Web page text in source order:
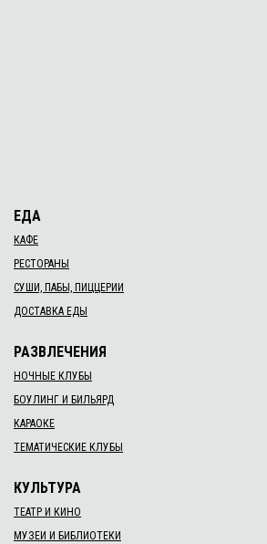
ЕДА
КАФЕ
РЕСТОРАНЫ
СУШИ, ПАБЫ, ПИЦЦЕРИИ
ДОСТАВКА ЕДЫ
РАЗВЛЕЧЕНИЯ
НОЧНЫЕ КЛУБЫ
БОУЛИНГ И БИЛЬЯРД
КАРАОКЕ
ТЕМАТИЧЕСКИЕ КЛУБЫ
КУЛЬТУРА
ТЕАТР И КИНО
МУЗЕИ И БИБЛИОТЕКИ